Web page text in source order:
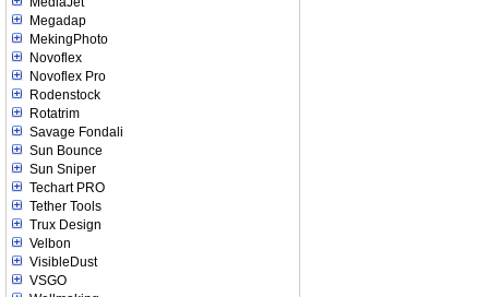
Megadap
MekingPhoto
Novoflex
Novoflex Pro
Rodenstock
Rotatrim
Savage Fondali
Sun Bounce
Sun Sniper
Techart PRO
Tether Tools
Trux Design
Velbon
VisibleDust
VSGO